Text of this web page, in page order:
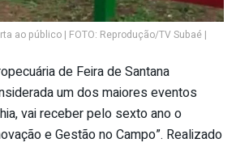
ao público | FOTO: Reprodução/TV Subaé |
de Feira de Santana
um dos maiores eventos
vai receber pelo sexto ano o
e Gestão no Campo”. Realizado